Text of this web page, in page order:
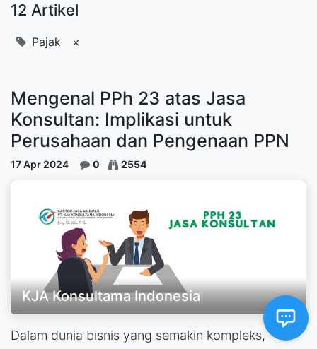
12 Artikel
Pajak ×
Mengenal PPh 23 atas Jasa
Konsultan: Implikasi untuk
Perusahaan dan Pengenaan PPN
17 Apr 2024 0 2554
KJA Konsultama Indonesia
Dalam dunia bisnis yang semakin kompleks,